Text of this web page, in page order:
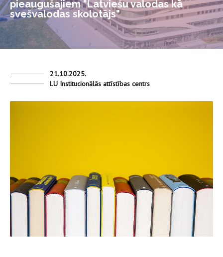
pieaugušajiem "Latviešu valodas kā
svešvalodas skolotājs"
21.10.2025.
LU Institucionālās attīstības centrs